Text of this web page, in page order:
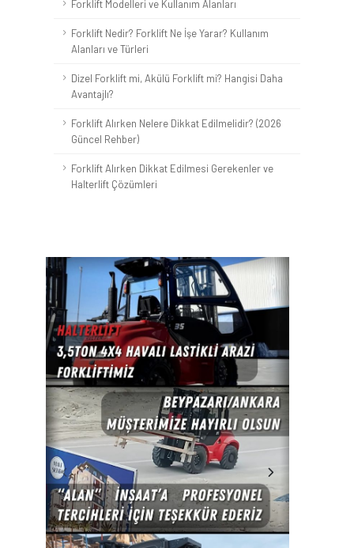
Forklift Modelleri ve Kullanım Alanları
Forklift Nedir? Forklift Ne İşe Yarar? Kullanım
Alanları ve Türleri
Dizel Forklift mi, Akülü Forklift mi? Hangisi Daha
Avantajlı?
Forklift Alırken Nelere Dikkat Edilmelidir? (2026
Güncel Rehber)
Forklift Alırken Dikkat Edilmesi Gerekenler ve
Halterlift Çözümleri